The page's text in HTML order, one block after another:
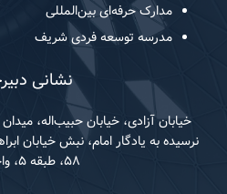
مدارک حرفه‌ای بین‌المللی
مدرسه توسعه فردی شریف
نشانی
خیابان آزادی، خیابان حبیب‌اله،
نرسیده به یادگار امام، نبش خیابان
۵۸، طبقه ۵، واحد ۳۴